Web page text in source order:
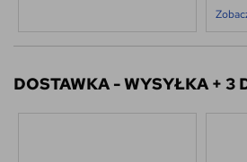
DOSTAWKA - WYSYŁKA + 3